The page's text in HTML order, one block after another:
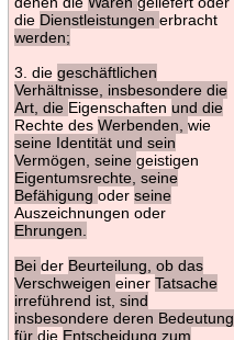
die Dienstleistungen erbracht
werden;
3. die geschäftlichen
Verhältnisse, insbesondere die
Art, die Eigenschaften und die
Rechte des Werbenden, wie
seine Identität und sein
Vermögen, seine geistigen
Eigentumsrechte, seine
Befähigung oder seine
Auszeichnungen oder
Ehrungen.
Bei der Beurteilung, ob das
Verschweigen einer Tatsache
irreführend ist, sind
insbesondere deren Bedeutung
für die Entscheidung zum